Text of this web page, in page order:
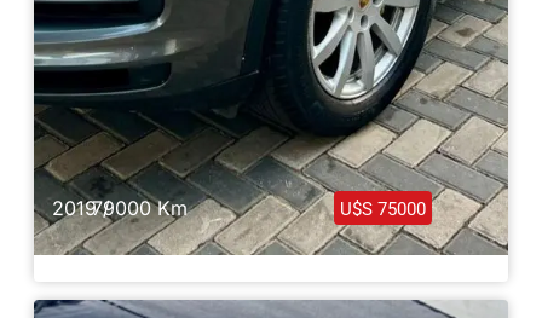
2019 /79000 Km U$S 75000
Porsche Cayenne E Hybrid 2019